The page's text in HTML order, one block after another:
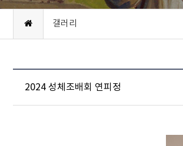
갤러리
2024 성체조배회 연피정